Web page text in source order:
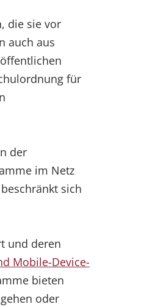
die sie vor
auch aus
für
der
im Netz
sich
und deren
Mobile-Device-
bieten
oder